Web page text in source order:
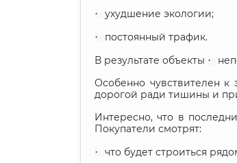
· ухудшение экологии;
·
постоянный трафик.
В результате объекты ·
Особенно чувствителен
дорогой ради тишины и
Интересно, что в
Покупатели смотрят:
· что будет строиться